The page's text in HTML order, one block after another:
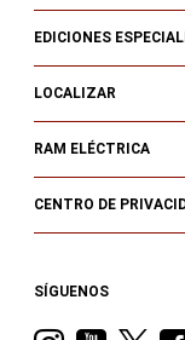
EDICIONES
LOCALIZAR
RAM ELÉCTRICA
CENTRO DE
SÍGUENOS